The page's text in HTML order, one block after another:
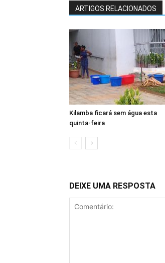
ARTIGOS RELACIONADOS
Kilamba ficará sem água esta
quinta-feira
DEIXE UMA RESPOSTA